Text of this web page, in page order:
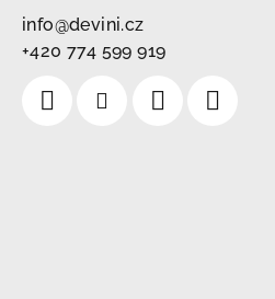
info@devini.cz
+420 774 599 919